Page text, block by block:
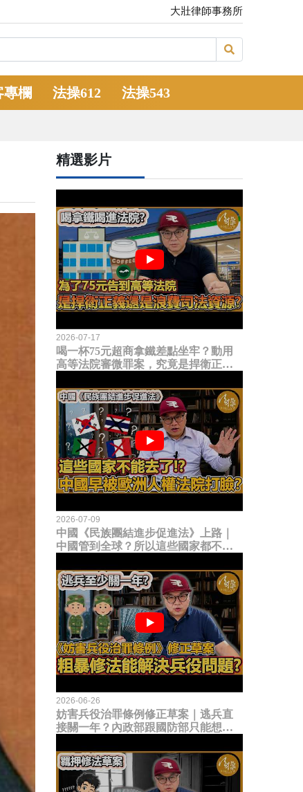
大壯律師事務所
專欄 法操612 法操543
精選影片
2026-07-17
喝一杯75元超商拿鐵差點坐牢？動用
高等法院審微罪案，究竟是捍衛正義
2026-07-09
中國《民族團結進步促進法》上路｜
中國管到全球？所以這些國家都不能
臉？
2026-06-26
妨害兵役治罪條例修正草案｜逃兵直
接關一年？內政部跟國防部只能想到
題？